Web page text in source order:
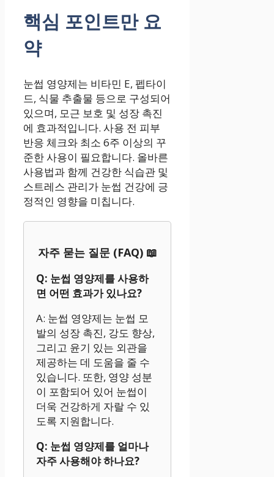
핵심 포인트만 요
약
눈썹 영양제는 비타민 E, 펩타이
드, 식물 추출물 등으로 구성되어
있으며, 모근 보호 및 성장 촉진
에 효과적입니다. 사용 전 피부
반응 체크와 최소 6주 이상의 꾸
준한 사용이 필요합니다. 올바른
사용법과 함께 건강한 식습관 및
스트레스 관리가 눈썹 건강에 긍
정적인 영향을 미칩니다.
자주 묻는 질문 (FAQ) 📖
Q: 눈썹 영양제를 사용하
면 어떤 효과가 있나요?
A: 눈썹 영양제는 눈썹 모
발의 성장 촉진, 강도 향상,
그리고 윤기 있는 외관을
제공하는 데 도움을 줄 수
있습니다. 또한, 영양 성분
이 포함되어 있어 눈썹이
더욱 건강하게 자랄 수 있
도록 지원합니다.
Q: 눈썹 영양제를 얼마나
자주 사용해야 하나요?